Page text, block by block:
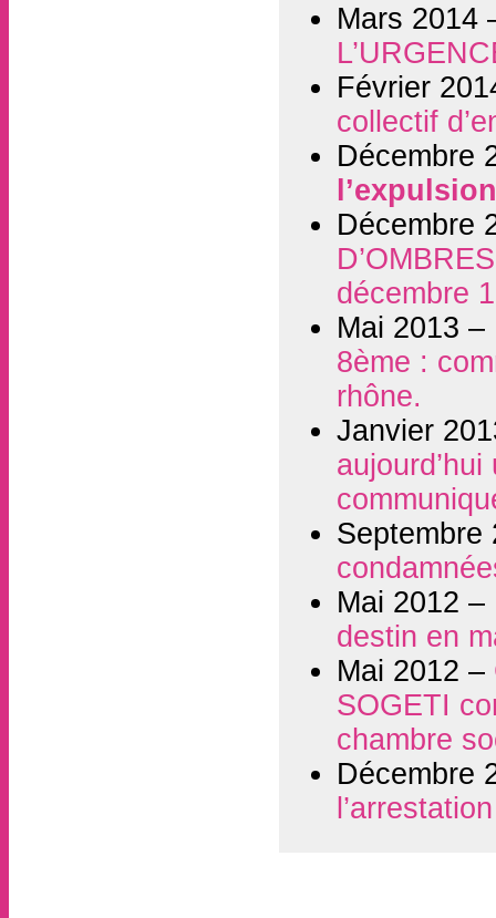
Mars 2014
Février
collectif
Décembre
Décembre
décembre
Mai 2013 –
8ème :
rhône.
Janvier
Mai 2012 –
destin en
Mai 2012 –
SOGETI
chambre
Décembre